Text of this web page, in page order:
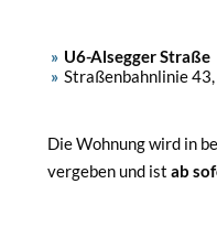
U6-Alsegger Straße
Straßenbahnlinie
Die Wohnung wird in
vergeben und ist ab